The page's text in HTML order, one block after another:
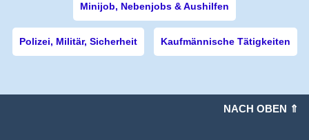
Minijob, Nebenjobs & Aushilfen
Polizei, Militär, Sicherheit Kaufmännische Tätigkeiten
NACH OBEN ⇑